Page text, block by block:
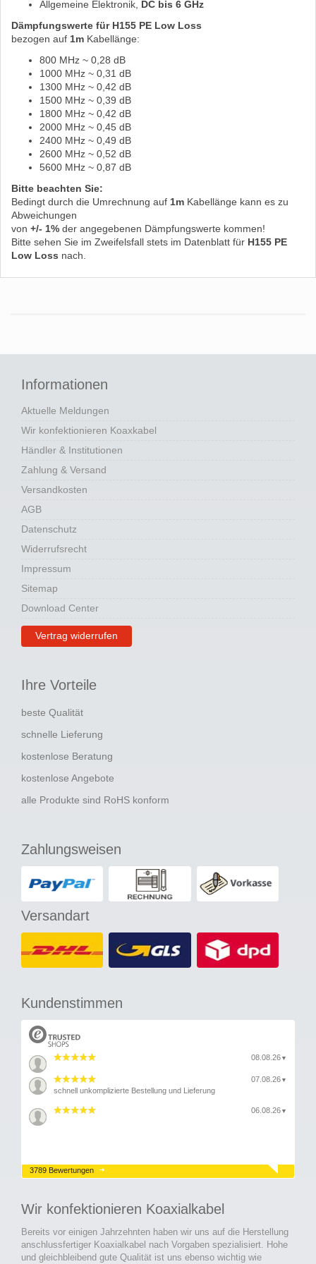
Allgemeine Elektronik, DC bis 6 GHz
Dämpfungswerte für H155 PE Low Loss
bezogen auf 1m Kabellänge:
800 MHz ~ 0,28 dB
1000 MHz ~ 0,31 dB
1300 MHz ~ 0,42 dB
1500 MHz ~ 0,39 dB
1800 MHz ~ 0,42 dB
2000 MHz ~ 0,45 dB
2400 MHz ~ 0,49 dB
2600 MHz ~ 0,52 dB
5600 MHz ~ 0,87 dB
Bitte beachten Sie:
Bedingt durch die Umrechnung auf 1m Kabellänge kann es zu
Abweichungen
von +/- 1% der angegebenen Dämpfungswerte kommen!
Bitte sehen Sie im Zweifelsfall stets im Datenblatt für H155 PE
Low Loss nach.
Informationen
Aktuelle Meldungen
Wir konfektionieren Koaxkabel
Händler & Institutionen
Zahlung & Versand
Versandkosten
AGB
Datenschutz
Widerrufsrecht
Impressum
Sitemap
Download Center
Vertrag widerrufen
Ihre Vorteile
beste Qualität
schnelle Lieferung
kostenlose Beratung
kostenlose Angebote
alle Produkte sind RoHS konform
Zahlungsweisen
Versandart
Kundenstimmen
08.08.26 ▼
07.08.26 ▼
schnell unkomplizierte Bestellung und Lieferung
06.08.26 ▼
3789 Bewertungen
Wir konfektionieren Koaxialkabel
Bereits vor einigen Jahrzehnten haben wir uns auf die Herstellung
anschlussfertiger Koaxialkabel nach Vorgaben spezialisiert. Hohe
und gleichbleibend gute Qualität ist uns ebenso wichtig wie